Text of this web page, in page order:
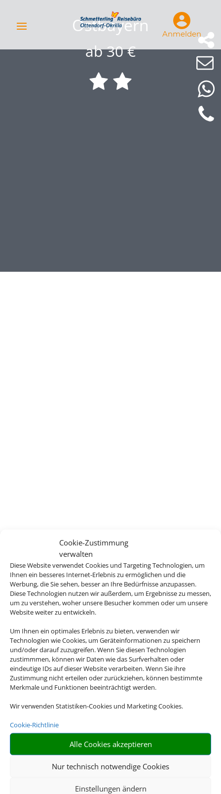
Cookie-Zustimmung
verwalten
Diese Website verwendet Cookies und Targeting Technologien, um
Ihnen ein besseres Internet-Erlebnis zu ermöglichen und die
Werbung, die Sie sehen, besser an Ihre Bedürfnisse anzupassen.
Diese Technologien nutzen wir außerdem, um Ergebnisse zu messen,
um zu verstehen, woher unsere Besucher kommen oder um unsere
Website weiter zu entwickeln.
Um Ihnen ein optimales Erlebnis zu bieten, verwenden wir
Technologien wie Cookies, um Geräteinformationen zu speichern
und/oder darauf zuzugreifen. Wenn Sie diesen Technologien
zustimmmen, können wir Daten wie das Surfverhalten oder
eindeutige IDs auf dieser Website verarbeiten. Wenn Sie ihre
Zustimmung nicht erteilen oder zurückziehen, können bestimmte
Merkmale und Funktionen beeinträchtigt werden.
Wir verwenden Statistiken-Cookies und Marketing Cookies.
Cookie-Richtlinie
Alle Cookies akzeptieren
Nur technisch notwendige Cookies
Einstellungen ändern
Anmelden
Ostbayern
ab 30 €